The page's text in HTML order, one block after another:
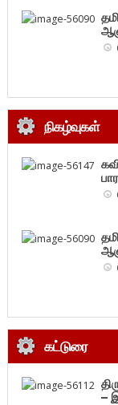
நிகழ்வுகள்
கட்டுரை
–